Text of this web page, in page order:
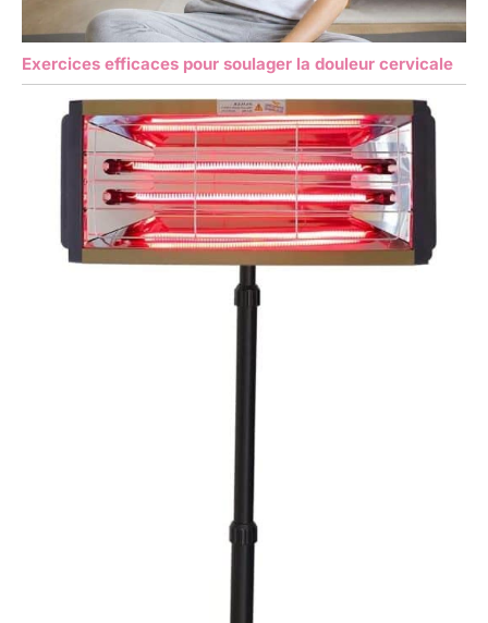
Exercices efficaces pour soulager la douleur cervicale